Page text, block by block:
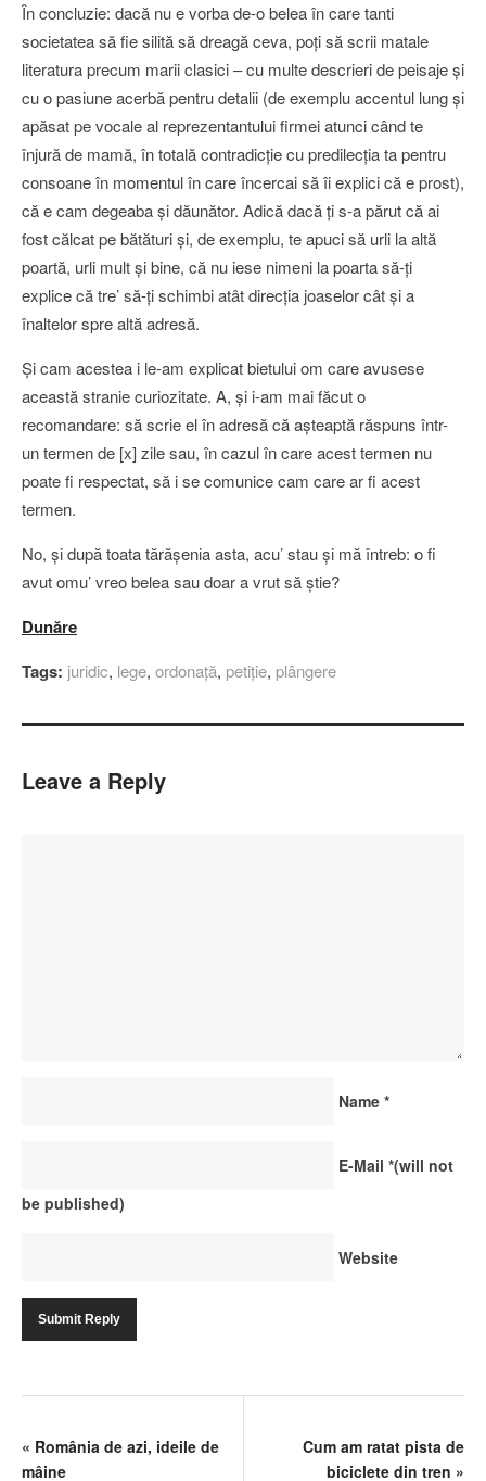
În concluzie: dacă nu e vorba de-o belea în care tanti
societatea să fie silită să dreagă ceva, poţi să scrii matale
literatura precum marii clasici – cu multe descrieri de peisaje şi
cu o pasiune acerbă pentru detalii (de exemplu accentul lung şi
apăsat pe vocale al reprezentantului firmei atunci când te
înjură de mamă, în totală contradicţie cu predilecţia ta pentru
consoane în momentul în care încercai să îi explici că e prost),
că e cam degeaba şi dăunător. Adică dacă ţi s-a părut că ai
fost călcat pe bătături şi, de exemplu, te apuci să urli la altă
poartă, urli mult şi bine, că nu iese nimeni la poarta să-ţi
explice că tre’ să-ţi schimbi atât direcţia joaselor cât şi a
înaltelor spre altă adresă.
Şi cam acestea i le-am explicat bietului om care avusese
această stranie curiozitate. A, şi i-am mai făcut o
recomandare: să scrie el în adresă că aşteaptă răspuns într-
un termen de [x] zile sau, în cazul în care acest termen nu
poate fi respectat, să i se comunice cam care ar fi acest
termen.
No, şi după toata tărăşenia asta, acu’ stau şi mă întreb: o fi
avut omu’ vreo belea sau doar a vrut să ştie?
Dunăre
Tags: juridic, lege, ordonaţă, petiţie, plângere
Leave a Reply
Name *
E-Mail *(will not
be published)
Website
« România de azi, ideile de
mâine
Cum am ratat pista de
biciclete din tren »